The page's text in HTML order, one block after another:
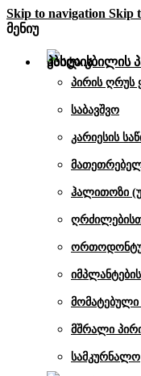
Skip to navigation Skip
მენიუ
კბილის
პირის ღრუს
საბავშვო
კარიესის
ჰალითოზი
იმპლანტების
მშრალი
სამკურნალო